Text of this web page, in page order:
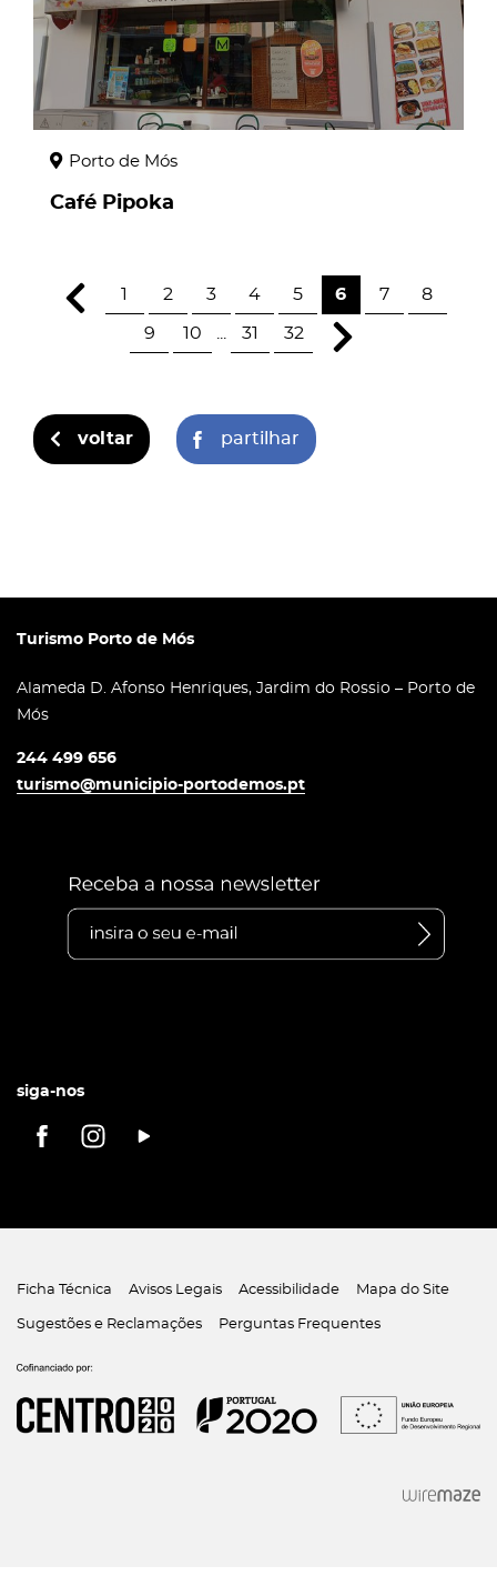
Porto de Mós
Café Pipoka
1 2 3 4 5 6 7 8
9 10 31 32
voltar partilhar
Turismo Porto de Mós
Alameda D. Afonso Henriques, Jardim do Rossio – Porto de
Mós
244 499 656
turismo@municipio-portodemos.pt
siga-nos
Ficha Técnica Avisos Legais Acessibilidade Mapa do Site
Sugestões e Reclamações Perguntas Frequentes